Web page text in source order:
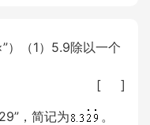
）（1）5.9除以一个
[ ]
，简记为
。